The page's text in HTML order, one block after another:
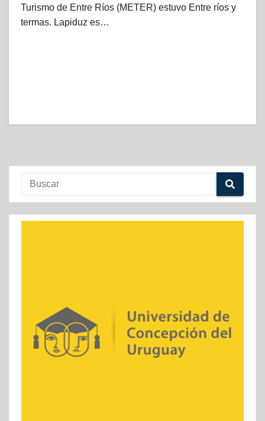
Turismo de Entre Ríos (METER) estuvo Entre ríos y
termas. Lapiduz es…